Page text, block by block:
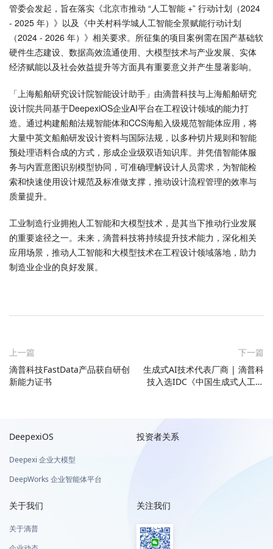
管委会发起，旨在落实《北京市推动 “人工智能 +” 行动计划（2024
- 2025 年）》以及《中关村科学城人工智能全景赋能行动计划
（2024 - 2026 年）》相关要求。所征集的项目案例需在国产基础软
硬件生态建设、数据高效流通使用、大模型技术与产业发展、实体
经济赋能以及社会效益提升等方面具有重要意义并产生显著影响。
「上海船舶研究设计院智能设计助手」由滴普科技与上海船舶研究
设计院共同基于DeepexiOS企业AI平台在工程设计领域的能力打
造。通过构建船舶法规智能体和CCS海船入级规范智能体应用，将
大量中英文船舶研发设计资料与国际法规，以多种切片规则和智能
预处理语料合成的方式，形成企业级双语知识库。并凭借智能体服
务与内置意图识别模型协同，可准确理解设计人员需求，为智能检
索和快速使用设计规范及标准做支撑，推动设计流程管理的效率与
质量提升。
工业制造行业拥抱人工智能和大模型技术，是其当下推动行业发展
的重要途径之一。未来，滴普科技将持续提升技术能力，深化相关
应用场景，推动人工智能和大模型技术在工程设计领域落地，助力
制造业企业的良好发展。
上一篇
滴普科技FastData产品获自研创
新能力证书
下一篇
生成式AI技术代表厂商 | 滴普科
技入选IDC《中国生成式人工智
DeepexiOS
Deepexi 企业大模型
DeepWorks 企业智能体平台
投资者关系
关于我们
关于滴普
关注我们